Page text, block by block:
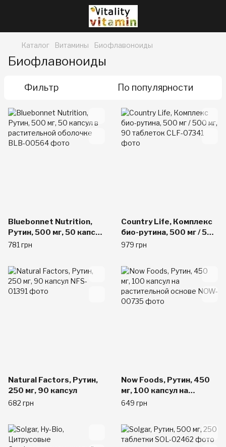
Каталог Витамины Биофлавоноиды
Биофлавоноиды
Фильтр По популярности
Bluebonnet Nutrition,
Рутин, 500 мг, 50 капсул
в растительной
781 грн
Country Life, Комплекс
био-рутина, 500 мг / 500
мг, 90 таблеток
979 грн
Natural Factors, Рутин,
250 мг, 90 капсул
682 грн
Now Foods, Рутин, 450
мг, 100 капсул на
растительной основе
649 грн